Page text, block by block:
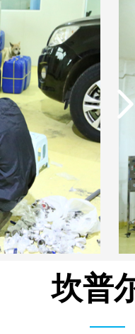
单边过滤流畅基板
坎普